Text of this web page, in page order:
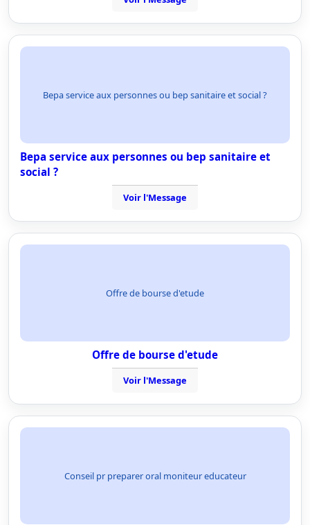
Bepa service aux personnes ou bep sanitaire et social ?
Bepa service aux personnes ou bep sanitaire et
social ?
Voir l'Message
Offre de bourse d'etude
Offre de bourse d'etude
Voir l'Message
Conseil pr preparer oral moniteur educateur